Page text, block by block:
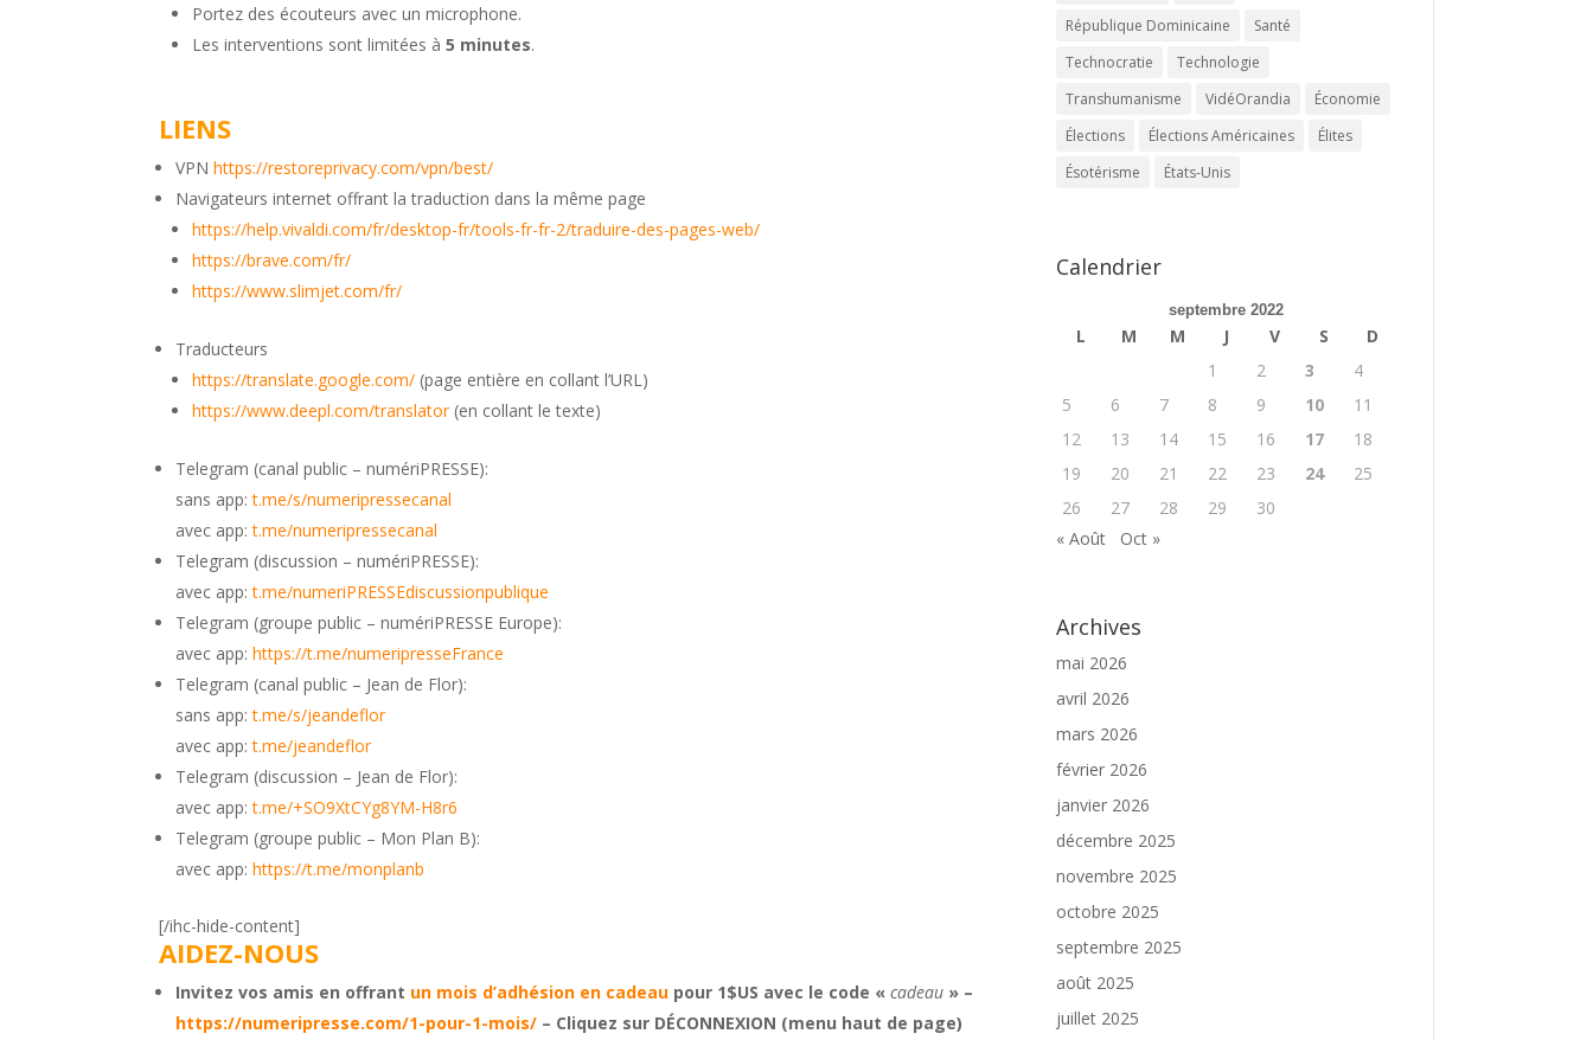
Portez des écouteurs avec un microphone.
Les interventions sont limitées à5 minutes.
LIENS
VPNhttps://restoreprivacy.com/vpn/best/
Navigateurs internet offrant la traduction dans la même page
https://help.vivaldi.com/fr/desktop-fr/tools-fr-fr-2/traduire-des-pages-web/
https://brave.com/fr/
https://www.slimjet.com/fr/
Traducteurs
https://translate.google.com/ (page entière en collant l’URL)
https://www.deepl.com/translator(en collant le texte)
Telegram (canal public – numériPRESSE):
sans app:t.me/s/numeripressecanal
avec app:t.me/numeripressecanal
Telegram (discussion – numériPRESSE):
avec app:t.me/numeriPRESSEdiscussionpublique
Telegram (groupe public – numériPRESSE Europe):
avec app:https://t.me/numeripresseFrance
Telegram (canal public – Jean de Flor):
sans app:t.me/s/jeandeflor
avec app:t.me/jeandeflor
Telegram (discussion – Jean de Flor):
avec app:t.me/+SO9XtCYg8YM-H8r6
Telegram (groupe public – Mon Plan B):
avec app:https://t.me/monplanb
[/ihc-hide-content]
AIDEZ-NOUS
Invitez vos amis en offrant un mois d’adhésion en cadeau pour 1$US avec le code «cadeau » –
https://numeripresse.com/1-pour-1-mois/ – Cliquez sur DÉCONNEXION (menu haut de page)
République Dominicaine
Santé
Technocratie
Technologie
Transhumanisme
VidéOrandia
Économie
Élections
Élections Américaines
Élites
Ésotérisme
États-Unis
Calendrier
septembre 2022
L M M J V S
D
1
2 3
4
5
6 7 8 9 10
11
12
13 14 15 16 17
18
19
20 21 22 23 24
25
26
27 28 29
30
« Août
Oct »
Archives
mai 2026
avril 2026
mars 2026
février 2026
janvier 2026
décembre 2025
novembre 2025
octobre 2025
septembre 2025
août 2025
juillet 2025